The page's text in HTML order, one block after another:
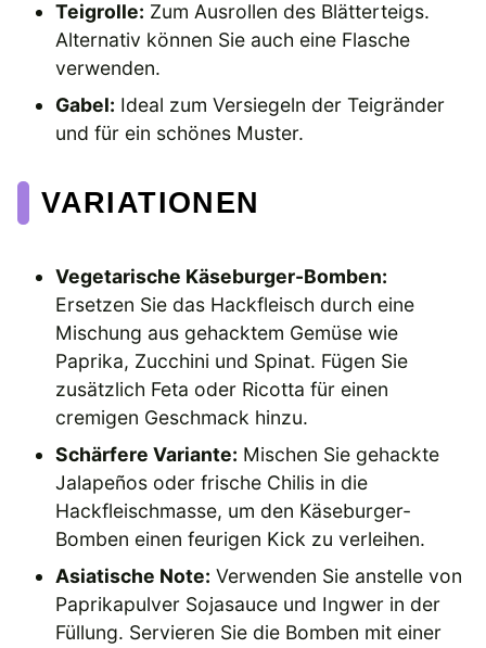
Teigrolle: Zum Ausrollen des Blätterteigs.
Alternativ können Sie auch eine Flasche
verwenden.
Gabel: Ideal zum Versiegeln der Teigränder
und für ein schönes Muster.
VARIATIONEN
Vegetarische Käseburger-Bomben:
Ersetzen Sie das Hackfleisch durch eine
Mischung aus gehacktem Gemüse wie
Paprika, Zucchini und Spinat. Fügen Sie
zusätzlich Feta oder Ricotta für einen
cremigen Geschmack hinzu.
Schärfere Variante: Mischen Sie gehackte
Jalapeños oder frische Chilis in die
Hackfleischmasse, um den Käseburger-
Bomben einen feurigen Kick zu verleihen.
Asiatische Note: Verwenden Sie anstelle von
Paprikapulver Sojasauce und Ingwer in der
Füllung. Servieren Sie die Bomben mit einer